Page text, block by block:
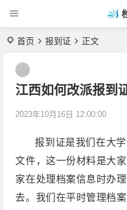
首页 报到证 正文
江西如何改派报到
2023年10月16日 12:00:00
报到证是我们在大
文件，这一份材料是大
家在处理档案信息时办
去。我们在平时管理档